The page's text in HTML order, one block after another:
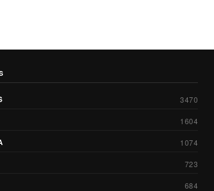
3470
1604
1074
723
684